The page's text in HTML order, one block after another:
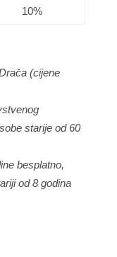
10%
(cijene
starije od 60
besplatno,
od 8 godina